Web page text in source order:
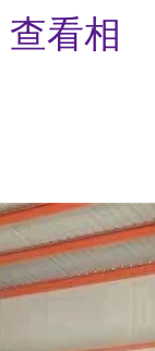
查看相